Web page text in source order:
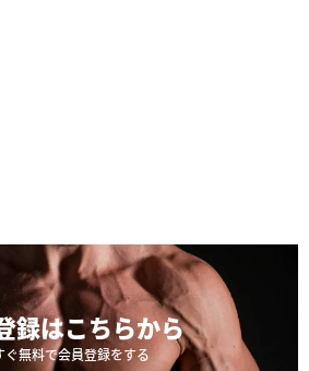
録はこちらから
ぐ無料で会員登録をする